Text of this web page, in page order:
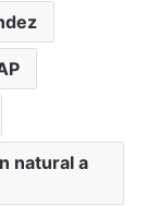
natural a